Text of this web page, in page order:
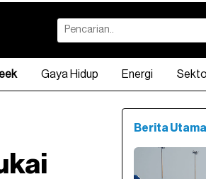
Gaya Hidup Energi
Berita Utama